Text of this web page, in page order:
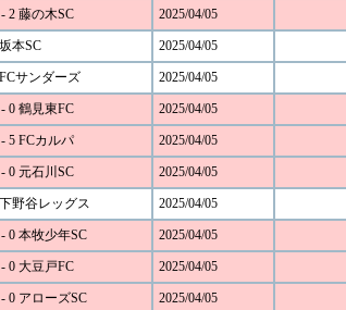
2 藤の木SC 2025/04/05
本SC 2025/04/05
サンダーズ 2025/04/05
0 鶴見東FC 2025/04/05
5 FCカルパ 2025/04/05
0 元石川SC 2025/04/05
野谷レッグス 2025/04/05
0 本牧少年SC 2025/04/05
0 大豆戸FC 2025/04/05
0 アローズSC 2025/04/05